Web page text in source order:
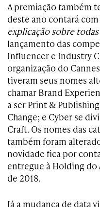
A premiação também
deste ano contará com
explicação sobre
lançamento das
Influencer e Industry
organização do
tiveram seus nomes
chamar Brand
a ser Print &
Change; e Cyber se
Craft. Os nomes das
também foram
novidade fica por
entregue à Holding do
de 2018.
Já a mudança de data